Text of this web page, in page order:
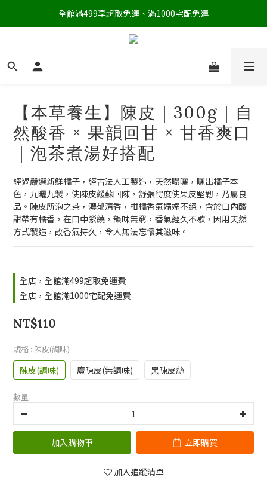
全館滿499享超取免運、滿1000宅配免運
【本草養生】陳皮｜300g｜自
然酸香 × 果韻回甘 × 甘香爽口
｜泡茶煮湯好搭配
經過嚴選新鮮橘子，經古法人工製造，天然曝曬，曬出橘子本
色，九曬九製，使陳皮緩蘇回陳，舒張得度使果皮堅韌，乃屬良
品。陳皮所泡之茶，濃郁清香，柑橘香氣嫋嫋不絕，含於口內酸
甜帶有橘香，在口中縈繞，韻味無窮，香氣經久不歇，因用天然
方式製造，故香氣持久，令人無法忘懷其滋味。
全店，全館滿499超取免運費
全店，全館滿1000宅配免運費
NT$110
規格 : 陳皮(調味)
陳皮(調味) 廣陳皮(無調味) 黑陳皮絲
數量
加入購物車 立即購買
加入追蹤清單